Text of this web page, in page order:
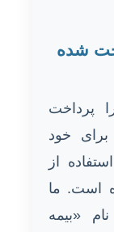
شده
پرداخت
برای خود
از
۱۲ ماه آینده است. ما
«بیمه